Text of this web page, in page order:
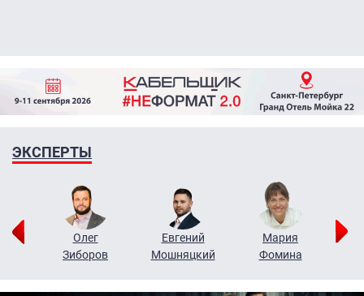
ЭКСПЕРТЫ
Олег
Зиборов
Евгений
Мошняцкий
Мария
Фомина